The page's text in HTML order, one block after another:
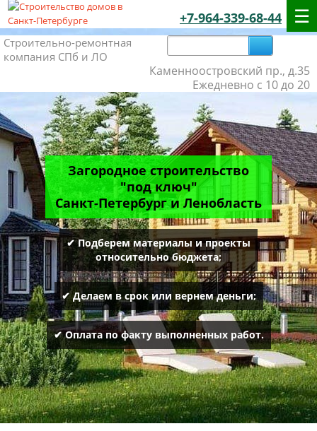
+7-964-339-68-44
Строительно-ремонтная
компания СПб и ЛО
Каменноостровский пр., д.35
Ежедневно с 10 до 20
Загородное строительство
"под ключ"
Санкт-Петербург и Ленобласть
✔ Подберем материалы и проекты
относительно бюджета;
✔ Делаем в срок или вернем деньги;
✔ Оплата по факту выполненных работ.